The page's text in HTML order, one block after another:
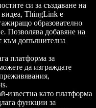
си за създаване на
ThingLink е
образователно
Позволява добавяне на
към допълнителна
платформа за
да изграждате
известна като платформа
функции за